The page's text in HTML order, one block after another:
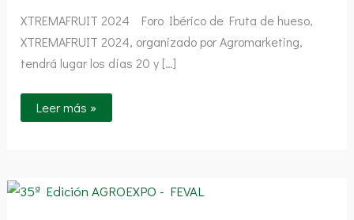
XTREMAFRUIT 2024 Foro Ibérico de Fruta de hueso,
XTREMAFRUIT 2024, organizado por Agromarketing,
tendrá lugar los días 20 y […]
Leer más »
35ª
Edición